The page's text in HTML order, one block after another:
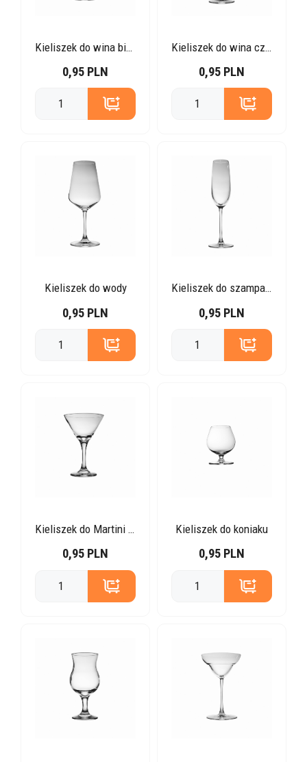
Kieliszek do wina białego
0,95 PLN
Kieliszek do wina czerwonego
0,95 PLN
Kieliszek do wody
0,95 PLN
Kieliszek do szampana
0,95 PLN
Kieliszek do Martini i koktajli
0,95 PLN
Kieliszek do koniaku
0,95 PLN